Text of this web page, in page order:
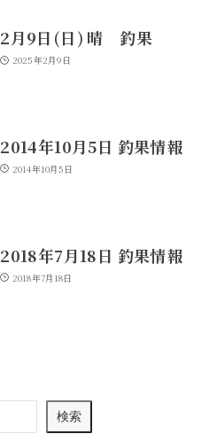
2月9日(日) 晴 釣果
2025年2月9日
2014年10月5日 釣果情報
2014年10月5日
2018年7月18日 釣果情報
2018年7月18日
検索